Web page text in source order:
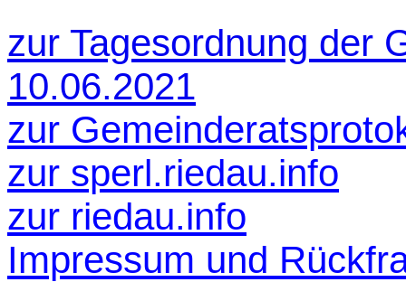
zur Tagesordnung der
10.06.2021
zur
zur sperl.riedau.info
zur riedau.info
Impressum und